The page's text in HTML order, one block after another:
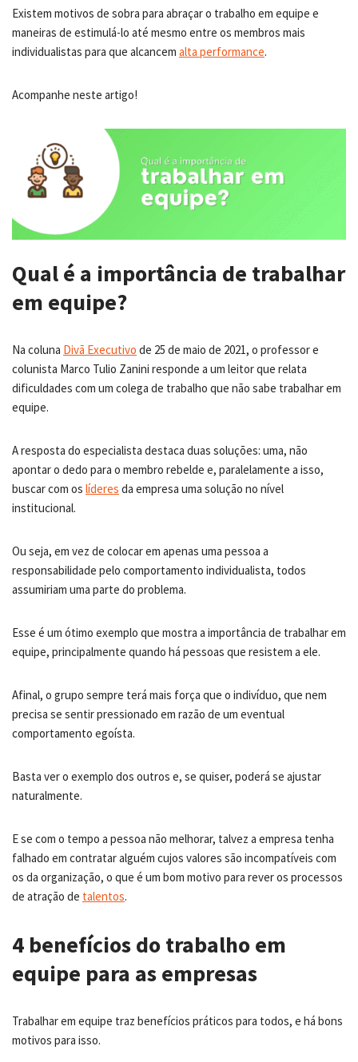
Existem motivos de sobra para abraçar o trabalho em equipe e
maneiras de estimulá-lo até mesmo entre os membros mais
individualistas para que alcancem alta performance.
Acompanhe neste artigo!
Qual é a importância de trabalhar
em equipe?
Na coluna Divã Executivo de 25 de maio de 2021, o professor e
colunista Marco Tulio Zanini responde a um leitor que relata
dificuldades com um colega de trabalho que não sabe trabalhar em
equipe.
A resposta do especialista destaca duas soluções: uma, não
apontar o dedo para o membro rebelde e, paralelamente a isso,
buscar com os líderes da empresa uma solução no nível
institucional.
Ou seja, em vez de colocar em apenas uma pessoa a
responsabilidade pelo comportamento individualista, todos
assumiriam uma parte do problema.
Esse é um ótimo exemplo que mostra a importância de trabalhar em
equipe, principalmente quando há pessoas que resistem a ele.
Afinal, o grupo sempre terá mais força que o indivíduo, que nem
precisa se sentir pressionado em razão de um eventual
comportamento egoísta.
Basta ver o exemplo dos outros e, se quiser, poderá se ajustar
naturalmente.
E se com o tempo a pessoa não melhorar, talvez a empresa tenha
falhado em contratar alguém cujos valores são incompatíveis com
os da organização, o que é um bom motivo para rever os processos
de atração de talentos.
4 benefícios do trabalho em
equipe para as empresas
Trabalhar em equipe traz benefícios práticos para todos, e há bons
motivos para isso.